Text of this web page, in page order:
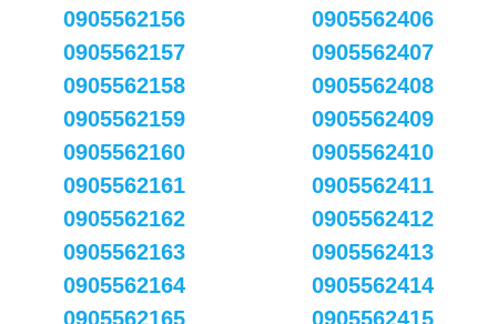
0905562156
0905562157
0905562158
0905562159
0905562160
0905562161
0905562162
0905562163
0905562164
0905562165
0905562406
0905562407
0905562408
0905562409
0905562410
0905562411
0905562412
0905562413
0905562414
0905562415